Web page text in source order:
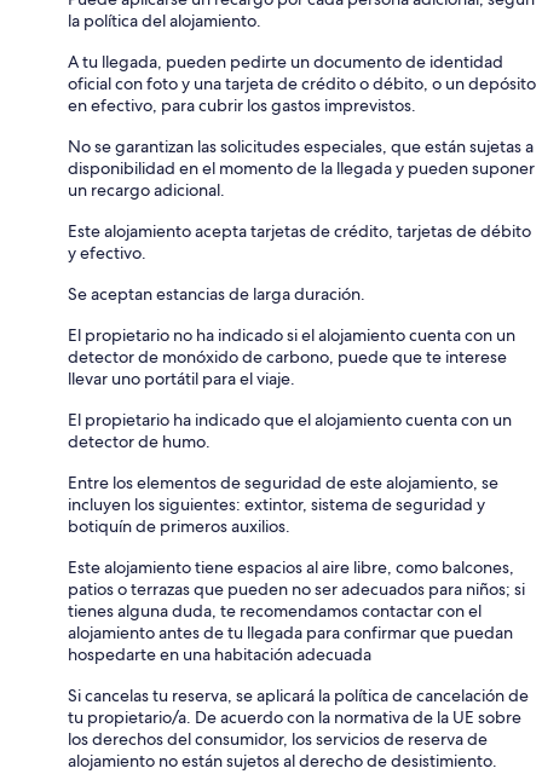
la política del alojamiento.
A tu llegada, pueden pedirte un documento de identidad
oficial con foto y una tarjeta de crédito o débito, o un depósito
en efectivo, para cubrir los gastos imprevistos.
No se garantizan las solicitudes especiales, que están sujetas a
disponibilidad en el momento de la llegada y pueden suponer
un recargo adicional.
Este alojamiento acepta tarjetas de crédito, tarjetas de débito
y efectivo.
Se aceptan estancias de larga duración.
El propietario no ha indicado si el alojamiento cuenta con un
detector de monóxido de carbono, puede que te interese
llevar uno portátil para el viaje.
El propietario ha indicado que el alojamiento cuenta con un
detector de humo.
Entre los elementos de seguridad de este alojamiento, se
incluyen los siguientes: extintor, sistema de seguridad y
botiquín de primeros auxilios.
Este alojamiento tiene espacios al aire libre, como balcones,
patios o terrazas que pueden no ser adecuados para niños; si
tienes alguna duda, te recomendamos contactar con el
alojamiento antes de tu llegada para confirmar que puedan
hospedarte en una habitación adecuada
Si cancelas tu reserva, se aplicará la política de cancelación de
tu propietario/a. De acuerdo con la normativa de la UE sobre
los derechos del consumidor, los servicios de reserva de
alojamiento no están sujetos al derecho de desistimiento.